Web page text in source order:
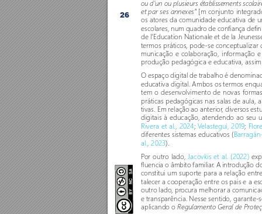
ou d'un ou plusieurs établissements
et par ses annexes” [m conjunto
os atores da comunidade educativa de
escolares, num quadro de confiança
de l'Education Nationale et de la
termos práticos, pode-se
municação e colaboração, informação
produção pedagógica e educativa,
O espaço digital de trabalho é
educativa digital. Ambos os termos
tem o desenvolvimento de novas
práticas pedagógicas nas salas de aula,
tivas. Em relação ao anterior, diversos
digitais à educação, atendendo ao seu
Rivera et al., 2024; Velasteguí, 2019;
diferentes sistemas educativos (
al., 2023).
Por outro lado, Jacovkis et al. (2022)
fluencia o âmbito familiar. A introdução
constitui um suporte para a relação entr
talecer a cooperação entre os pais e a
outro lado, procura melhorar a
e transparência. Nesse sentido,
aplicando o Regulamento Geral de
26